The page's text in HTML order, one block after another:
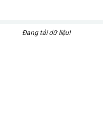
Đang tải dữ liệu!